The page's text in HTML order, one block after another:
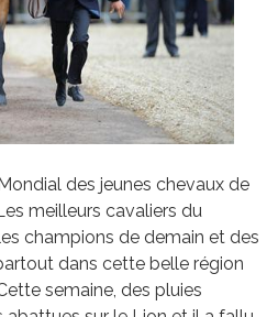
des jeunes chevaux de
meilleurs cavaliers du
champions de demain et des
dans cette belle région
semaine, des pluies